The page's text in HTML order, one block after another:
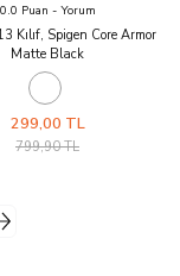
0.0 Puan - Yorum
Kılıf, Spigen Core Armor
Matte Black
299,00 TL
799,90 TL